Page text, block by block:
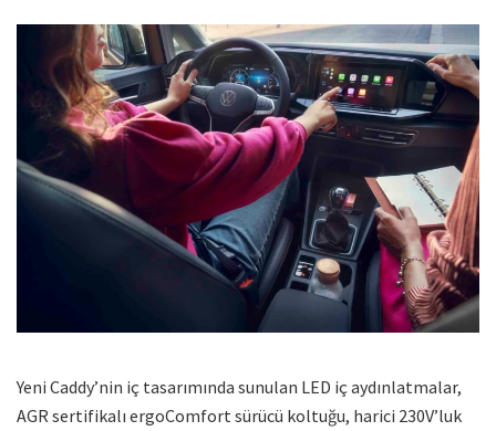
Yeni Caddy’nin iç tasarımında sunulan LED iç aydınlatmalar,
AGR sertifikalı ergoComfort sürücü koltuğu, harici 230V’luk